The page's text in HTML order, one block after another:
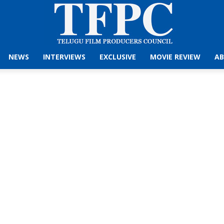
NEWS INTERVIEWS EXCLUSIVE MOVIE REVIEW